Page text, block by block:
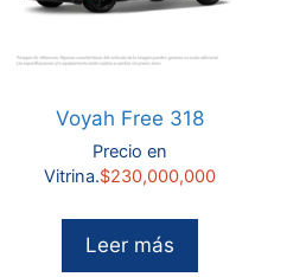
Voyah Free 318
Precio en
Vitrina.$230,000,000
Leer más